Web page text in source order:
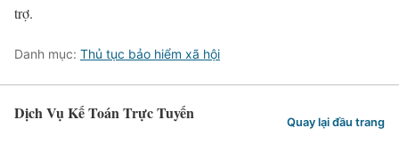
trợ.
Danh mục: Thủ tục bảo hiểm xã hội
Dịch Vụ Kế Toán Trực Tuyến Quay lại đầu trang